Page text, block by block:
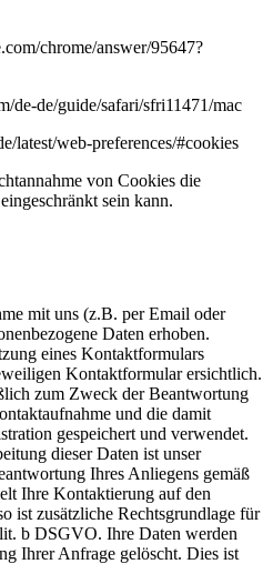
chrome/answer/95647?
de-de/guide/safari/sfri11471/mac
latest/web-preferences/#cookies
von Cookies die
sein kann.
mit uns (z.B. per Email oder
Daten erhoben.
eines Kontaktformulars
Kontaktformular ersichtlich.
zum Zweck der Beantwortung
und die damit
gespeichert und verwendet.
dieser Daten ist unser
Ihres Anliegens gemäß
Ihre Kontaktierung auf den
ist zusätzliche Rechtsgrundlage für
b DSGVO. Ihre Daten werden
Ihrer Anfrage gelöscht. Dies ist